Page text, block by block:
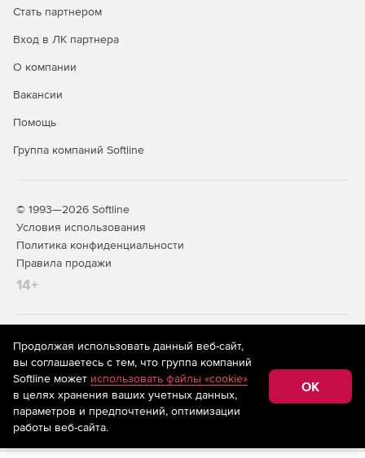
Стать партнером
Вход в ЛК партнера
О компании
Вакансии
Помощь
Группа компаний Softline
© 1993—2026 Softline
Условия использования
Политика конфиденциальности
Правила продажи
14+
На информационном ресурсе store.softline.ru применяются
рекомендательные технологии
(информационные технологии
предоставления информации на основе сбора,
систематизации и анализа сведений, относящихся к
предпочтениям пользователей сети «Интернет»,
находящихся на территории Российской Федерации)
Продолжая использовать данный веб-сайт,
вы соглашаетесь с тем, что группа компаний
Softline может использовать файлы «cookie»
в целях хранения ваших учетных данных,
параметров и предпочтений, оптимизации
работы веб-сайта.
OK